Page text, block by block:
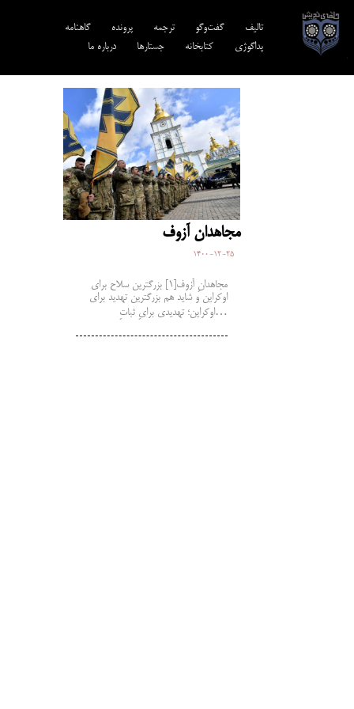
تالیف‎‌ گفت‌وگو ترجمه‌ پرونده
گاهنامه
پداگوژی
کتابخانه جستارها درباره ما
مجاهدان آزوف
1400-12-25
مجاهدانِ آزوف[1] بزرگترین سلاح برای
اوکراین و شاید هم بزرگترین تهدید برای
اوکراین؛ تهدیدی برایِ ثباتِ…